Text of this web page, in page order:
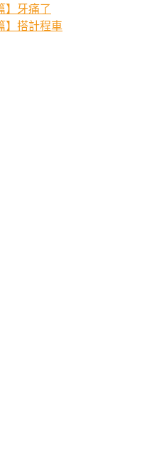
】牙痛了
】搭計程車